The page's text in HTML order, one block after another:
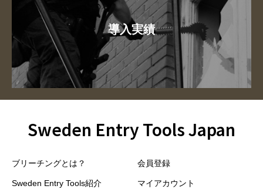
導入実績
Sweden Entry Tools Japan
ブリーチングとは？
Sweden Entry Tools紹介
会員登録
マイアカウント